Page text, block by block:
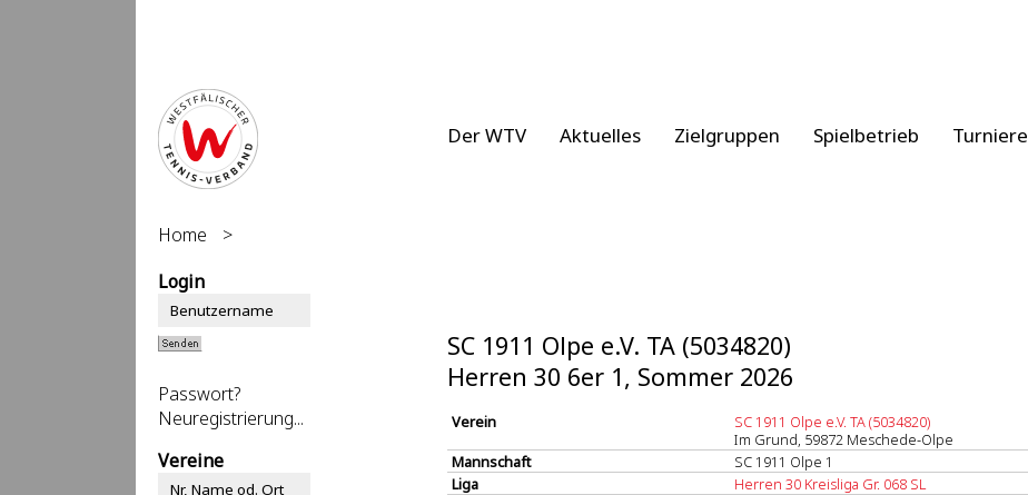
Der WTV Aktuelles Zielgruppen Spielbetrieb Turniere
Home
>
Login
Passwort?
Neuregistrierung...
Vereine
SC 1911 Olpe e.V. TA (5034820)
Herren 30 6er 1, Sommer 2026
Verein
SC 1911 Olpe e.V. TA (5034820)
Im Grund, 59872 Meschede-Olpe
Mannschaft
SC 1911 Olpe 1
Liga
Herren 30 Kreisliga Gr. 068 SL